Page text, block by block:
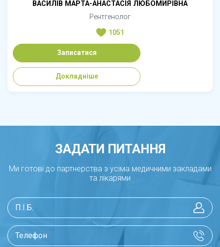
ВАСИЛІВ МАРТА-АНАСТАСІЯ ЛЮБОМИРІВНА
Рентгенолог
1051
Записатися
Докладніше
ЗАДАТИ ПИТАННЯ
Ми готові до партнерства з усіма медичними закладами
та лікарями